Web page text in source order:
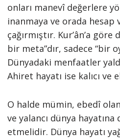
onları manevî değerlere
inanmaya ve orada hesap
çağırmıştır. Kur’ân’a göre
bir meta”dır, sadece “bir
Dünyadaki menfaatler
Ahiret hayatı ise kalıcı ve
O halde mümin, ebedî
ve yalancı dünya
etmelidir. Dünya hayatı